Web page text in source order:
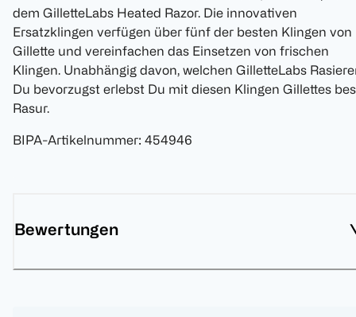
dem GilletteLabs Heated Razor. Die innovativen
Ersatzklingen verfügen über fünf der besten Klingen von
Gillette und vereinfachen das Einsetzen von frischen
Klingen. Unabhängig davon, welchen GilletteLabs
Du bevorzugst erlebst Du mit diesen Klingen Gillettes
Rasur.
BIPA-Artikelnummer: 454946
Bewertungen